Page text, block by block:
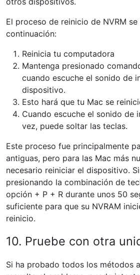
El proceso de reinicio de NVRM
continuación:
Reinicia tu computadora
Mantenga presionado
cuando escuche el sonido de
dispositivo.
Esto hará que tu Mac se
Cuando escuche el sonido de
vez, puede soltar las teclas.
Este proceso fue principalmente
antiguas, pero para las Mac más
necesario reiniciar el dispositivo.
presionando la combinación de
opción + P + R durante unos 50
suficiente para que su NVRAM
reinicio.
10. Pruebe con otra
Si ha probado todos los métodos